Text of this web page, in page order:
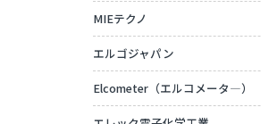
MIEテクノ
エルゴジャパン
Elcometer（エルコメータ―）